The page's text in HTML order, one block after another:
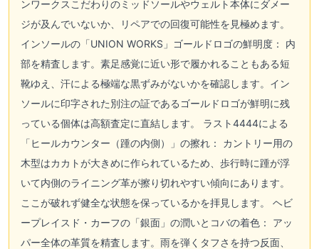
ンワークスこだわりのミッドソールやウェルト本体にダメー
ジが及んでいないか、リペアでの回復可能性を見極めます。
インソールの「UNION WORKS」ゴールドロゴの鮮明度： 内
部を精査します。素足感覚に近い形で履かれることもある短
靴ゆえ、汗による極端な黒ずみがないかを確認します。イン
ソールに印字された別注の証であるゴールドロゴが鮮明に残
っている個体は高額査定に直結します。 ラスト4444による
「ヒールカウンター（踵の内側）」の擦れ： カントリー用の
木型はカカトが大きめに作られているため、歩行時に踵が浮
いて内側のライニング革が擦り切れやすい傾向にあります。
ここが破れず健全な状態を保っているかを拝見します。 ヘビ
ープレイスド・カーフの「銀面」の潤いとコバの着色： アッ
パー全体の革質を精査します。雨を弾くタフさを持つ反面、